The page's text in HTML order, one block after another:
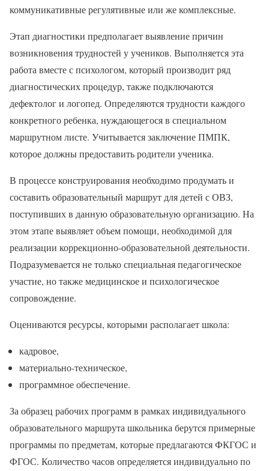
коммуникативные регулятивные или же комплексные.
Этап диагностики предполагает выявление причин
возникновения трудностей у учеников. Выполняется эта
работа вместе с психологом, который производит ряд
диагностических процедур, также подключаются
дефектолог и логопед. Определяются трудности каждого
конкретного ребенка, нуждающегося в специальном
маршрутном листе. Учитывается заключение ПМПК,
которое должны предоставить родители ученика.
В процессе конструирования необходимо продумать и
составить образовательный маршрут для детей с ОВЗ,
поступивших в данную образовательную организацию. На
этом этапе выявляет объем помощи, необходимой для
реализации коррекционно-образовательной деятельности.
Подразумевается не только специальная педагогическое
участие, но также медицинское и психологическое
сопровождение.
Оцениваются ресурсы, которыми располагает школа:
кадровое,
материально-техническое,
программное обеспечение.
За образец рабочих программ в рамках индивидуального
образовательного маршрута школьника берутся примерные
программы по предметам, которые предлагаются ФКГОС и
ФГОС. Количество часов определяется индивидуально по